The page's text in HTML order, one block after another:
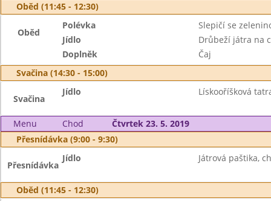
Oběd (11:45 - 12:30)
Oběd
Polévka
Slepičí se
Jídlo
Drůbeží játra na
Doplněk
Čaj
Svačina (14:30 - 15:00)
Svačina
Jídlo Lískooříšková
Menu Chod
Čtvrtek 23. 5. 2019
Přesnídávka (9:00 - 9:30)
Přesnídávka
Jídlo Játrová paštika,
Oběd (11:45 - 12:30)